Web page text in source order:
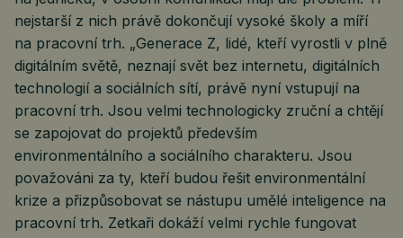
nejstarší z nich právě dokončují vysoké školy a míří
na pracovní trh. „Generace Z, lidé, kteří vyrostli v plně
digitálním světě, neznají svět bez internetu, digitálních
technologií a sociálních sítí, právě nyní vstupují na
pracovní trh. Jsou velmi technologicky zruční a chtějí
se zapojovat do projektů především
environmentálního a sociálního charakteru. Jsou
považováni za ty, kteří budou řešit environmentální
krize a přizpůsobovat se nástupu umělé inteligence na
pracovní trh. Zetkaři dokáží velmi rychle fungovat